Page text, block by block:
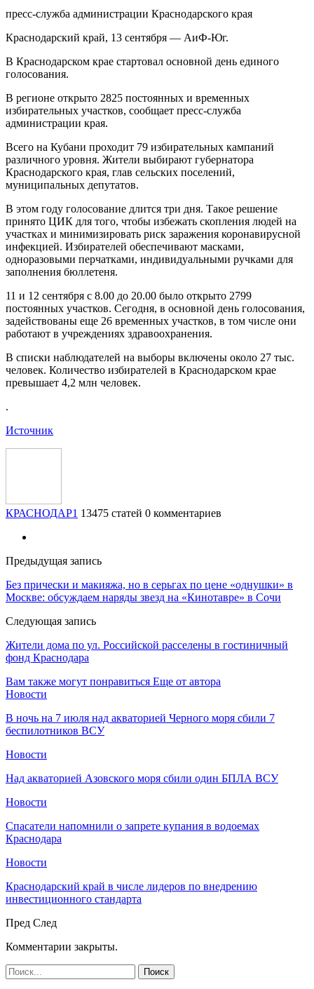
пресс-служба администрации Краснодарского края
Краснодарский край, 13 сентября — АиФ-Юг.
В Краснодарском крае стартовал основной день единого
голосования.
В регионе открыто 2825 постоянных и временных
избирательных участков, сообщает пресс-служба
администрации края.
Всего на Кубани проходит 79 избирательных кампаний
различного уровня. Жители выбирают губернатора
Краснодарского края, глав сельских поселений,
муниципальных депутатов.
В этом году голосование длится три дня. Такое решение
принято ЦИК для того, чтобы избежать скопления людей на
участках и минимизировать риск заражения коронавирусной
инфекцией. Избирателей обеспечивают масками,
одноразовыми перчатками, индивидуальными ручками для
заполнения бюллетеня.
11 и 12 сентября с 8.00 до 20.00 было открыто 2799
постоянных участков. Сегодня, в основной день голосования,
задействованы еще 26 временных участков, в том числе они
работают в учреждениях здравоохранения.
В списки наблюдателей на выборы включены около 27 тыс.
человек. Количество избирателей в Краснодарском крае
превышает 4,2 млн человек.
.
Источник
КРАСНОДАР1 13475 статей 0 комментариев
Предыдущая запись
Без прически и макияжа, но в серьгах по цене «однушки» в
Москве: обсуждаем наряды звезд на «Кинотавре» в Сочи
Следующая запись
Жители дома по ул. Российской расселены в гостиничный
фонд Краснодара
Вам также могут понравиться Еще от автора
Новости
В ночь на 7 июля над акваторией Черного моря сбили 7
беспилотников ВСУ
Новости
Над акваторией Азовского моря сбили один БПЛА ВСУ
Новости
Спасатели напомнили о запрете купания в водоемах
Краснодара
Новости
Краснодарский край в числе лидеров по внедрению
инвестиционного стандарта
Пред След
Комментарии закрыты.